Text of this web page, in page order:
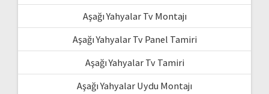
Aşağı Yahyalar Tv Montajı
Aşağı Yahyalar Tv Panel Tamiri
Aşağı Yahyalar Tv Tamiri
Aşağı Yahyalar Uydu Montajı